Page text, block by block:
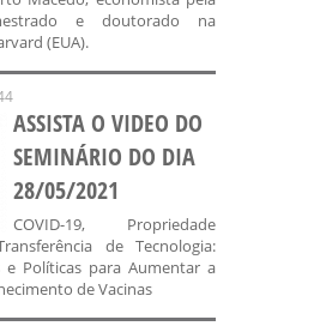
e doutorado na
(EUA).
ASSISTA O VIDEO DO
SEMINÁRIO DO DIA
28/05/2021
COVID-19, Propriedade
de Tecnologia:
e Políticas para Aumentar a
de Vacinas